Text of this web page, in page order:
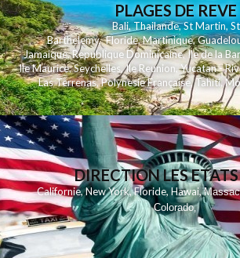
PLAGES DE REVE
Bali,Thailande,St Martin,St
Barthelemy,Floride,Martinique,
Jamaique,Republique Dominicaine,Ile de la
Ile Maurice,Seychelles,Ile Reunion,Yucatan -
Las Terrenas,Polynesie Française,Tahiti,
DIRECTION LES
Californie,New York,Floride,Hawai,
Colorado,